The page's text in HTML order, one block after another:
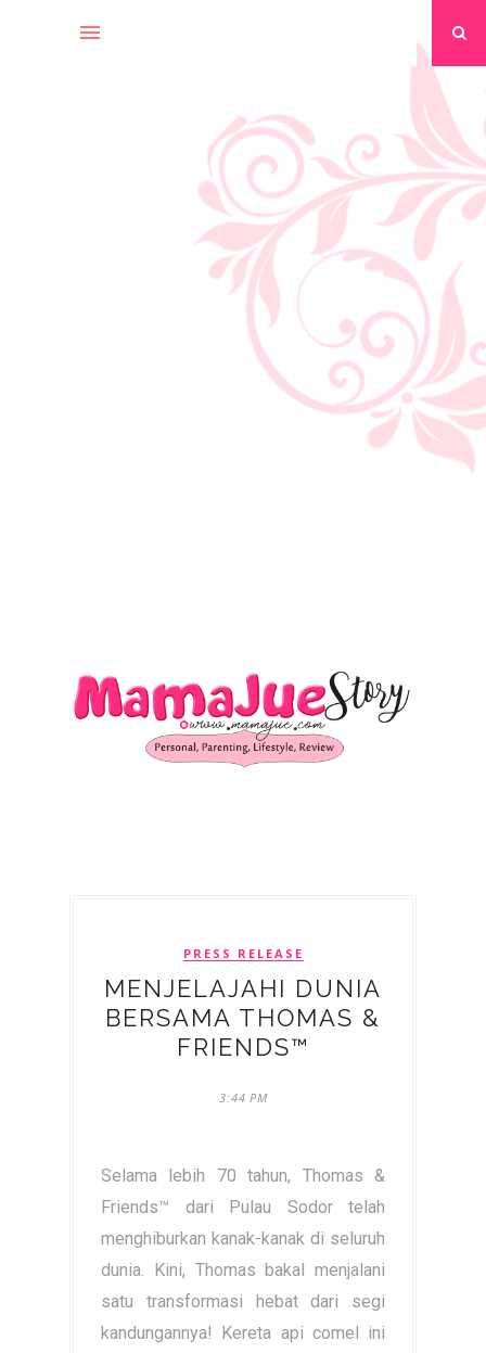
PRESS RELEASE
MENJELAJAHI DUNIA
BERSAMA THOMAS &
FRIENDS™
3:44 PM
Selama lebih 70 tahun, Thomas &
Friends™ dari Pulau Sodor telah
menghiburkan kanak-kanak di seluruh
dunia. Kini, Thomas bakal menjalani
satu transformasi hebat dari segi
kandungannya! Kereta api comel ini